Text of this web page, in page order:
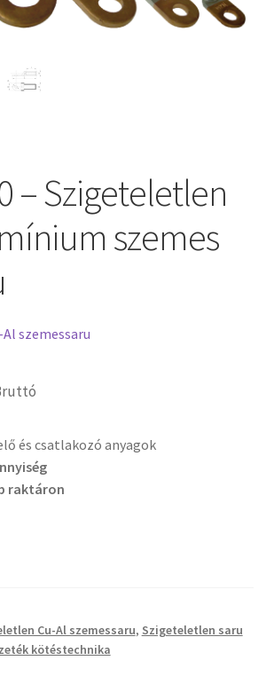
– Szigeteletlen
szemes
szemessaru
és csatlakozó anyagok
raktáron
Cu-Al szemessaru, Szigeteletlen saru
kötéstechnika